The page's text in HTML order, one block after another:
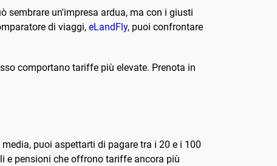
sembrare un'impresa ardua, ma con i giusti
di viaggi, eLandFly, puoi confrontare
comportano tariffe più elevate. Prenota in
puoi aspettarti di pagare tra i 20 e i 100
e pensioni che offrono tariffe ancora più